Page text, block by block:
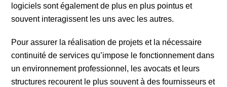
logiciels sont également de plus en plus pointus et
souvent interagissent les uns avec les autres.
Pour assurer la réalisation de projets et la nécessaire
continuité de services qu’impose le fonctionnement dans
un environnement professionnel, les avocats et leurs
structures recourent le plus souvent à des fournisseurs et